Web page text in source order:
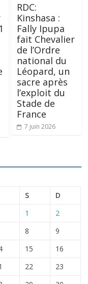
RDC:
Kinshasa :
Fally Ipupa
fait Chevalier
de l’Ordre
national du
Léopard, un
sacre après
l’exploit du
Stade de
France
7 juin 2026
S D
1
2
8
9
15
16
22
23